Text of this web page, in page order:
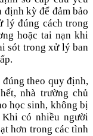
định kỳ để đảm bảo
lý đúng cách trong
hoặc tai nạn khi
sót trong xử lý ban
theo quy định,
nhà trường chủ
học sinh, không bị
có nhiều người
hơn trong các tình